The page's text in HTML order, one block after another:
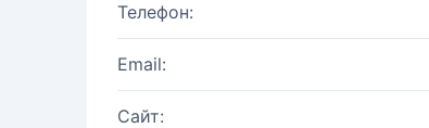
Телефон:
Email:
Сайт: